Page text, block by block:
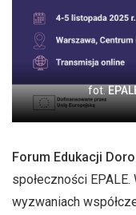
fot.
Forum Edukacji
społeczności
wyzwaniach